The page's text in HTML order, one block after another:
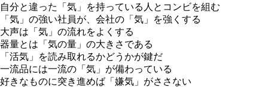
自分と違った「気」を持っている人とコンビを組む
「気」の強い社員が、会社の「気」を強くする
大声は「気」の流れをよくする
器量とは「気の量」の大きさである
「活気」を読み取れるかどうかが鍵だ
一流品には一流の「気」が備わっている
好きなものに突き進めば「嫌気」がささない